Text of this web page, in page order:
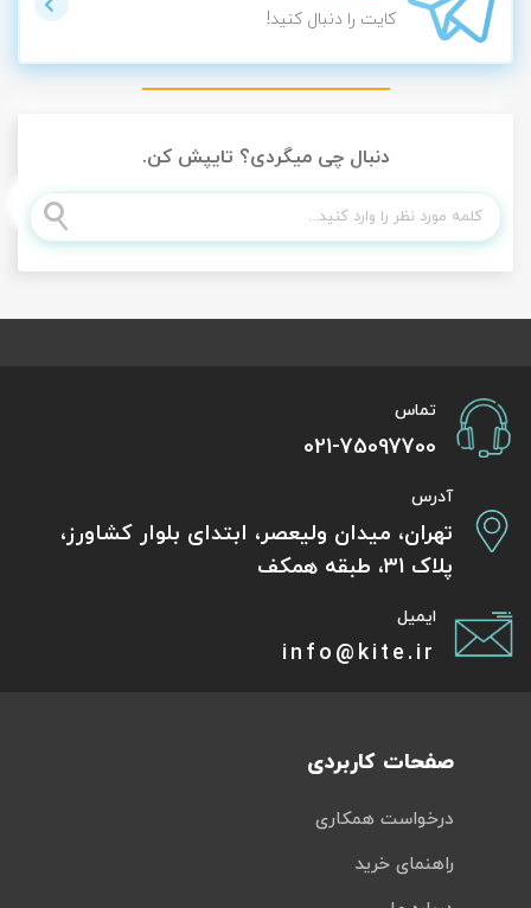
کایت را دنبال کنید!
دنبال چی میگردی؟ تایپش کن.
تماس
021-75097700
آدرس
تهران، میدان ولیعصر، ابتدای بلوار کشاورز،
پلاک 31، طبقه همکف
ایمیل
info@kite.ir
صفحات کاربردی
درخواست همکاری
راهنمای خرید